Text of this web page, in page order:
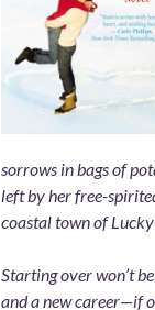
sorrows in bags of
left by her free-
coastal town of
Starting over won’t
and a new career—if